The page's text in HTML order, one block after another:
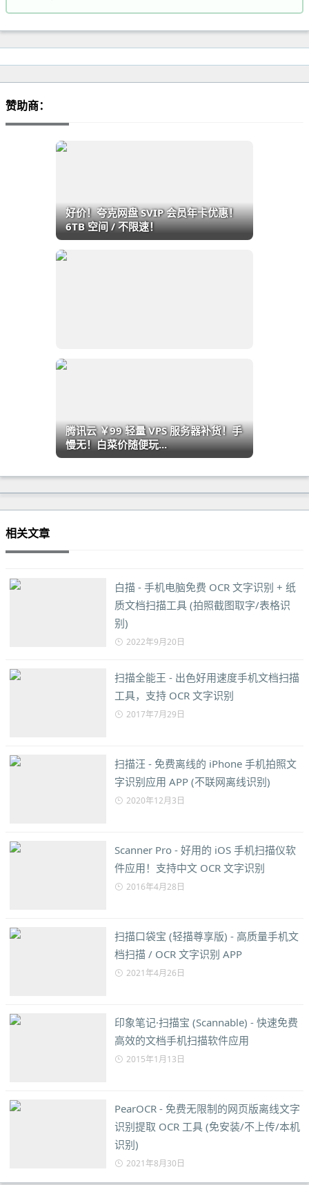
赞助商：
好价！夸克网盘 SVIP 会员年卡优惠！
6TB 空间 / 不限速！
腾讯云 ￥99 轻量 VPS 服务器补货！手
慢无！白菜价随便玩...
相关文章
白描 - 手机电脑免费 OCR 文字识别 + 纸
质文档扫描工具 (拍照截图取字/表格识
别)
2022年9月20日
扫描全能王 - 出色好用速度手机文档扫描
工具，支持 OCR 文字识别
2017年7月29日
扫描汪 - 免费离线的 iPhone 手机拍照文
字识别应用 APP (不联网离线识别)
2020年12月3日
Scanner Pro - 好用的 iOS 手机扫描仪软
件应用！支持中文 OCR 文字识别
2016年4月28日
扫描口袋宝 (轻描尊享版) - 高质量手机文
档扫描 / OCR 文字识别 APP
2021年4月26日
印象笔记·扫描宝 (Scannable) - 快速免费
高效的文档手机扫描软件应用
2015年1月13日
PearOCR - 免费无限制的网页版离线文字
识别提取 OCR 工具 (免安装/不上传/本机
识别)
2021年8月30日